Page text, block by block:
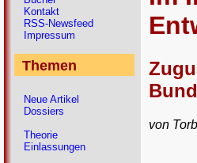
von
Kontakt
RSS-Newsfeed
Impressum
Themen
Neue Artikel
Dossiers
Theorie
Einlassungen